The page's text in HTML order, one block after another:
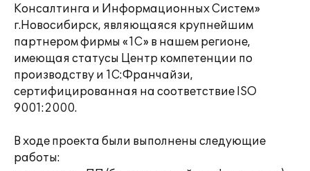
Консалтинга и Информационных Систем»
г.Новосибирск, являющаяся крупнейшим
партнером фирмы «1С» в нашем регионе,
имеющая статусы Центр компетенции по
производству и 1С:Франчайзи,
сертифицированная на соответствие ISO
9001:2000.
В ходе проекта были выполнены следующие
работы: